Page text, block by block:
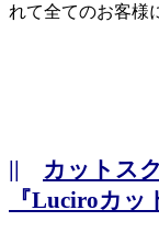
れて全てのお客様
|| カットス
『Luciroカッ